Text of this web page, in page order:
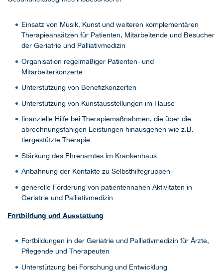
Einsatz von Musik, Kunst und weiteren komplementären
Therapieansätzen für Patienten, Mitarbeitende und Besucher
der Geriatrie und Palliativmedizin
Organisation regelmäßiger Patienten- und
Mitarbeiterkonzerte
Unterstützung von Benefizkonzerten
Unterstützung von Kunstausstellungen im Hause
finanzielle Hilfe bei Therapiemaßnahmen, die über die
abrechnungsfähigen Leistungen hinausgehen wie z.B.
tiergestützte Therapie
Stärkung des Ehrenamtes im Krankenhaus
Anbahnung der Kontakte zu Selbsthilfegruppen
generelle Förderung von patientennahen Aktivitäten in
Geriatrie und Palliativmedizin
Fortbildung und Ausstattung
Fortbildungen in der Geriatrie und Palliativmedizin für Ärzte,
Pflegende und Therapeuten
Unterstützung bei Forschung und Entwicklung